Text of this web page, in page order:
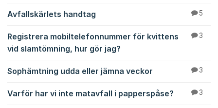
Avfallskärlets handtag 5
Registrera mobiltelefonnummer för kvittens
vid slamtömning, hur gör jag?
3
Sophämtning udda eller jämna veckor 3
Varför har vi inte matavfall i papperspåse? 3